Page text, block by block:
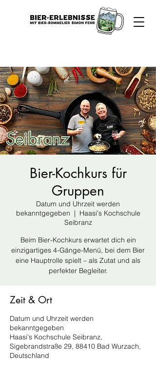
Bier-Kochkurs für
Gruppen
Datum und Uhrzeit werden
bekanntgegeben
  |
Haasi's Kochschule
Seibranz
Beim Bier-Kochkurs erwartet dich ein
einzigartiges 4-Gänge-Menü, bei dem Bier
eine Hauptrolle spielt – als Zutat und als
perfekter Begleiter.
Zeit & Ort
Datum und Uhrzeit werden
bekanntgegeben
Haasi's Kochschule Seibranz,
Sigebrandstraße 29, 88410 Bad Wurzach,
Deutschland